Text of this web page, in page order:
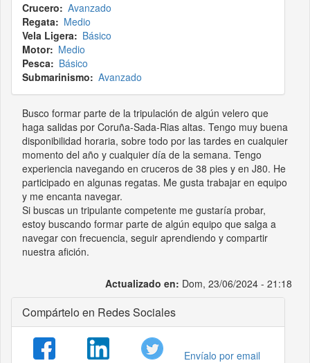
Crucero
Avanzado
Regata
Medio
Vela Ligera
Básico
Motor
Medio
Pesca
Básico
Submarinismo
Avanzado
Busco formar parte de la tripulación de algún velero que
haga salidas por Coruña-Sada-Rias altas. Tengo muy buena
disponibilidad horaria, sobre todo por las tardes en cualquier
momento del año y cualquier día de la semana. Tengo
experiencia navegando en cruceros de 38 pies y en J80. He
participado en algunas regatas. Me gusta trabajar en equipo
y me encanta navegar.
Si buscas un tripulante competente me gustaría probar,
estoy buscando formar parte de algún equipo que salga a
navegar con frecuencia, seguir aprendiendo y compartir
nuestra afición.
Actualizado en: Dom, 23/06/2024 - 21:18
Compártelo en Redes Sociales
Envíalo por email